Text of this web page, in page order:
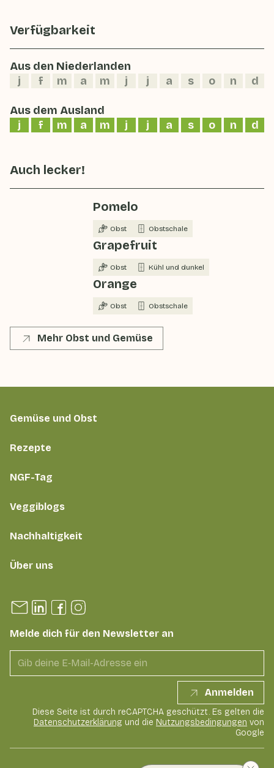
Verfügbarkeit
Aus den Niederlanden
j
f m a m j j a s o n d
Aus dem Ausland
j
f m a m j j a s o n d
Auch lecker!
Pomelo
Obst Obstschale
Grapefruit
Obst Kühl und dunkel
Orange
Obst Obstschale
Mehr Obst und Gemüse
Gemüse und Obst
Rezepte
NGF-Tag
Veggiblogs
Nachhaltigkeit
Über uns
Melde dich für den Newsletter an
Anmelden
Diese Seite ist durch reCAPTCHA geschützt. Es gelten die
Datenschutzerklärung und die Nutzungsbedingungen von
Google